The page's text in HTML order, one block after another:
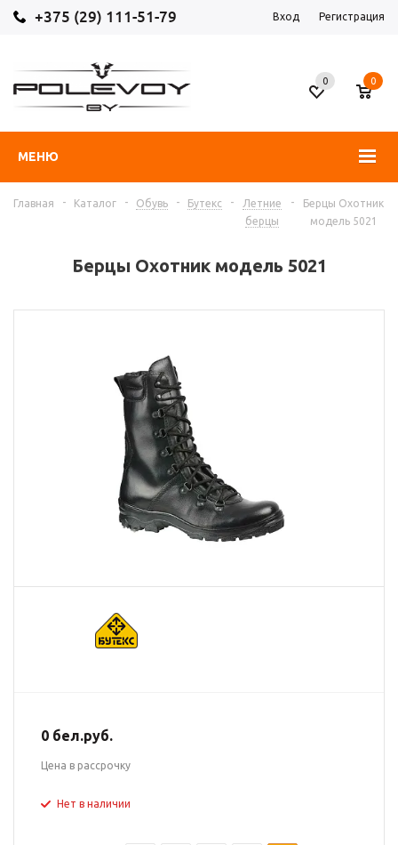
Вход Регистрация
+375 (29) 111-51-79
МЕНЮ
0 0
Главная - Каталог - Обувь - Бутекс -
Летние
берцы
-
Берцы Охотник
модель 5021
Берцы Охотник модель 5021
0 бел.руб.
Цена в рассрочку
Нет в наличии